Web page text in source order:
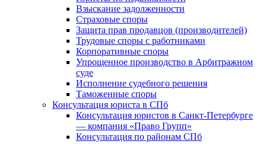
Взыскание задолженности
Страховые споры
Защита прав продавцов (производителей)
Трудовые споры с работниками
Корпоративные споры
Упрощенное производство в Арбитражном
суде
Исполнение судебного решения
Таможенные споры
Консультация юриста в СПб
Консультация юристов в Санкт-Петербурге
— компания «Право Групп»
Консультация по районам СПб